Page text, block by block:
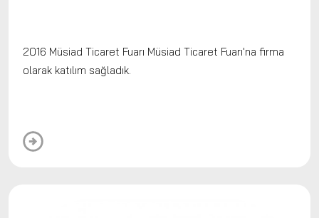
2016 Müsiad Ticaret Fuarı Müsiad Ticaret Fuarı'na firma
olarak katılım sağladık.